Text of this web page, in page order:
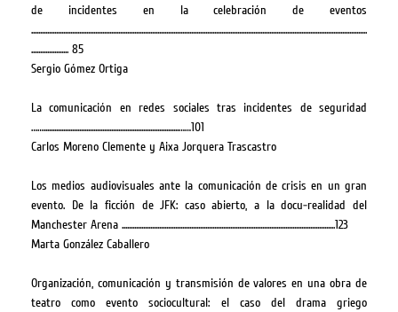
de incidentes en la celebración de eventos
.............................................................................................................................................................................................
..................... 85
Sergio Gómez Ortiga
La comunicación en redes sociales tras incidentes de seguridad
……............................................................................……101
Carlos Moreno Clemente y Aixa Jorquera Trascastro
Los medios audiovisuales ante la comunicación de crisis en un gran
evento. De la ficción de JFK: caso abierto, a la docu-realidad del
Manchester Arena ........................................................................................................................123
Marta González Caballero
Organización, comunicación y transmisión de valores en una obra de
teatro como evento sociocultural: el caso del drama griego